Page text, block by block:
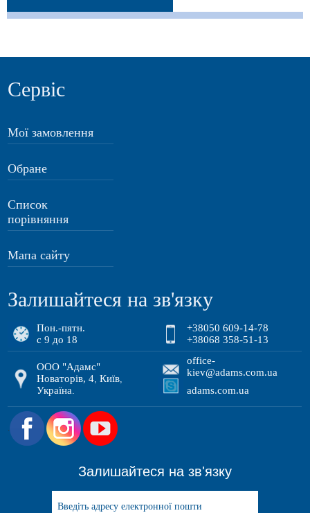
Сервіс
Мої замовлення
Обране
Список
порівняння
Мапа сайту
Залишайтеся на зв'язку
Пон.-пятн.
с 9 до 18
+38050 609-14-78
+38068 358-51-13
ООО "Адамс"
Новаторів, 4 ,Київ
Україна
office-
kiev@adams.com.ua
adams.com.ua
.
Залишайтеся на зв'язку